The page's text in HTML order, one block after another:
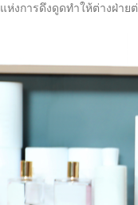
แห่งการดึงดูดทำให้ต่างฝ่า